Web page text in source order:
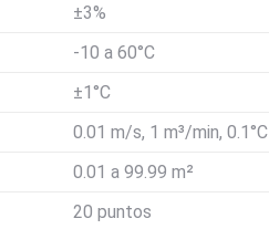
±3%
-10 a 60°C
±1°C
0.01 m/s, 1 m³/min, 0.1°C
0.01 a 99.99 m²
20 puntos